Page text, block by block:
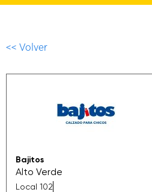
<< Volver
Bajitos
Alto Verde
Local 102